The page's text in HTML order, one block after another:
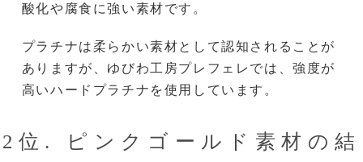
酸化や腐食に強い素材です。
プラチナは柔らかい素材として認知されることが
ありますが、ゆびわ工房プレフェレでは、強度が
高いハードプラチナを使用しています。
2位. ピンクゴールド素材の結